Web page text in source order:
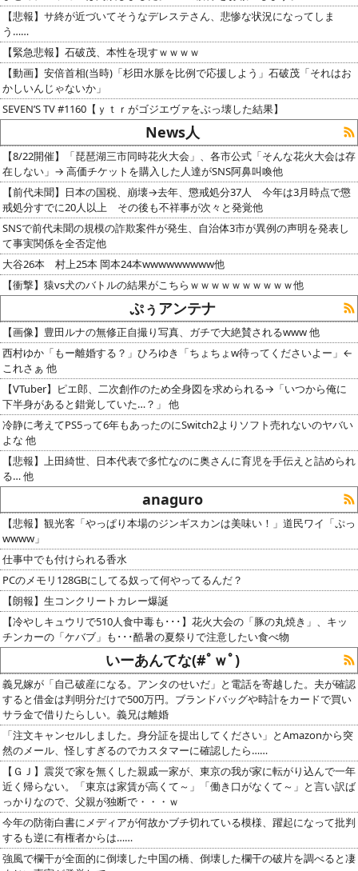
【悲報】サ終が近づいてそうなデレステさん、悲惨な状況になってしま
う……
【緊急悲報】石破茂、本性を現すｗｗｗｗ
【動画】安倍首相(当時)「杉田水脈を比例で応援しよう」石破茂「それはお
かしいんじゃないか」
SEVEN’S TV #1160【ｙｔｒがゴジエヴァをぶっ壊した結果】
News人
【8/22開催】「琵琶湖三市同時花火大会」、各市公式「そんな花火大会は存
在しない」→ 高価チケットを購入した人達がSNS阿鼻叫喚他
【前代未聞】日本の国税、崩壊→去年、懲戒処分37人 今年は3月時点で懲
戒処分すでに20人以上 その後も不祥事が次々と発覚他
SNSで前代未聞の規模の詐欺案件が発生、自治体3市が異例の声明を発表し
て事実関係を全否定他
大谷26本 村上25本 岡本24本wwwwwwwww他
【衝撃】猿vs犬のバトルの結果がこちらｗｗｗｗｗｗｗｗｗｗ他
ぷぅアンテナ
【画像】豊田ルナの無修正自撮り写真、ガチで大絶賛されるwww 他
西村ゆか「もー離婚する？」ひろゆき「ちょちょw待ってくださいよー」←
これさぁ 他
【VTuber】ピエ郎、二次創作のため全身図を求められる→「いつから俺に
下半身があると錯覚していた…？」 他
冷静に考えてPS5って6年もあったのにSwitch2よりソフト売れないのヤバい
よな 他
【悲報】上田綺世、日本代表で多忙なのに奥さんに育児を手伝えと詰められ
る… 他
anaguro
【悲報】観光客「やっぱり本場のジンギスカンは美味い！」道民ワイ「ぷっ
wwww」
仕事中でも付けられる香水
PCのメモリ128GBにしてる奴って何やってるんだ？
【朗報】生コンクリートカレー爆誕
【冷やしキュウリで510人食中毒も･･･】花火大会の「豚の丸焼き」、キッ
チンカーの「ケバブ」も･･･酷暑の夏祭りで注意したい食べ物
いーあんてな(#ﾟｗﾟ)
義兄嫁が「自己破産になる。アンタのせいだ」と電話を寄越した。夫が確認
すると借金は判明分だけで500万円。ブランドバッグや時計をカードで買い
サラ金で借りたらしい。義兄は離婚
「注文キャンセルしました。身分証を提出してください」とAmazonから突
然のメール、怪しすぎるのでカスタマーに確認したら……
【ＧＪ】震災で家を無くした親戚一家が、東京の我が家に転がり込んで一年
近く帰らない。「東京は家賃が高くて～」「働き口がなくて～」と言い訳ば
っかりなので、父親が独断で・・・ｗ
今年の防衛白書にメディアが何故かブチ切れている模様、躍起になって批判
するも逆に有権者からは……
強風で欄干が全面的に倒壊した中国の橋、倒壊した欄干の破片を調べると凄